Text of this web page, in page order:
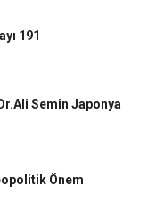
191
Semin Japonya
Önem